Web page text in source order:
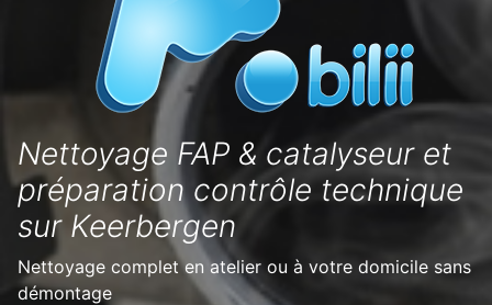
Nettoyage FAP & catalyseur et
préparation contrôle technique
sur Keerbergen
Nettoyage complet en atelier ou à votre domicile sans
démontage